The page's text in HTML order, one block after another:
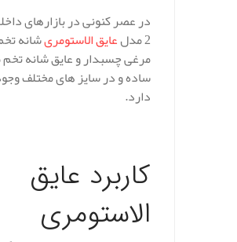
در عصر کنونی در بازارهای
2 مدل عایق الاستومریشانه
مرغی چسبدار و عایق شانه
ساده و در سایز های مختلف
دارد.
کاربرد عایق
الاستومری